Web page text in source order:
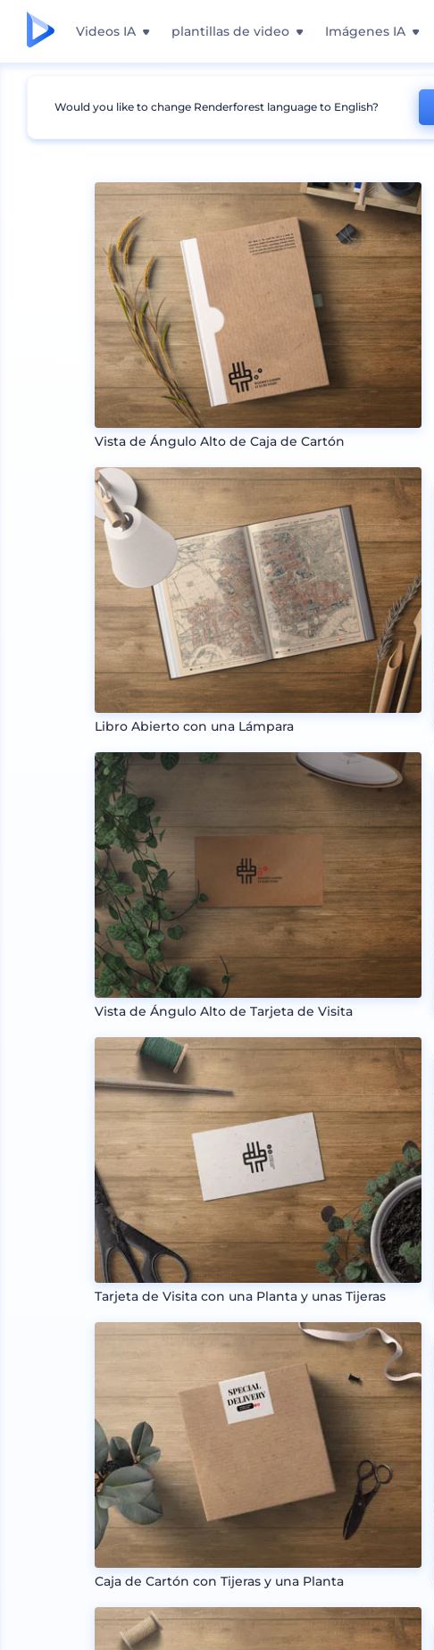
Videos IA plantillas de video Imágenes IA
Mockups Marca Otros Mockups de Marca
Vista de Ángulo Alto de Caja de Cartón
Libro Abierto con una Lámpara
Vista de Ángulo Alto de Tarjeta de Visita
Tarjeta de Visita con una Planta y unas Tijeras
Caja de Cartón con Tijeras y una Planta
Would you like to change Renderforest language to English?